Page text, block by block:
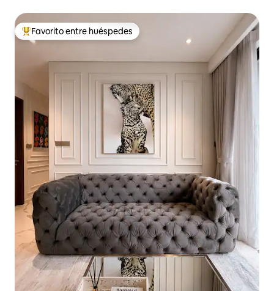
Favorito entre huéspedes preferido
Favorito entre huéspedes